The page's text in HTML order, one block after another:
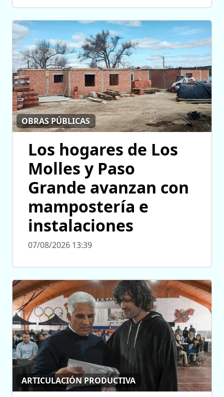
OBRAS PÚBLICAS
Los hogares de Los
Molles y Paso
Grande avanzan con
mampostería e
instalaciones
07/08/2026 13:39
ARTICULACIÓN PRODUCTIVA